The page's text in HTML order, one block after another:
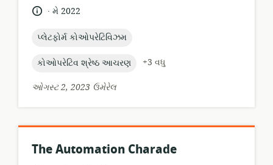
ભાષા:.
પ્રકાશન
મે 2022
topic:
પ્લેટફોર્મ કોઓપરેટિવિઝમ
topic:
કોઓપરેટિવ શ્રેષ્ઠ આચરણ
+3 વધુ
ઓગસ્ટ 2, 2023 ઉમેરેલ
The Automation Charade